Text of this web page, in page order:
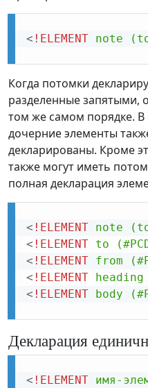
< !ELEMENT note
Когда потомки
разделенные запятыми,
том же самом порядке.
дочерние элементы
декларированы. Кроме
также могут иметь
полная декларация
< !ELEMENT note
< !ELEMENT to
< !ELEMENT from
< !ELEMENT heading
< !ELEMENT body
Декларация
< !ELEMENT имя-